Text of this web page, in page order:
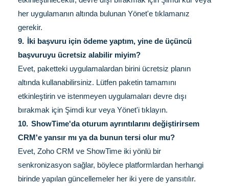
her uygulamanın altında bulunan Yönet'e tıklamanız
gerekir.
9. İki başvuru için ödeme yaptım, yine de üçüncü
başvuruyu ücretsiz alabilir miyim?
Evet, paketteki uygulamalardan birini ücretsiz planın
altında kullanabilirsiniz. Lütfen paketin tamamını
etkinleştirin ve istenmeyen uygulamaları devre dışı
bırakmak için Şimdi kur veya Yönet'i tıklayın.
10. ShowTime'da oturum ayrıntılarını değiştirirsem
CRM'e yansır mı ya da bunun tersi olur mu?
Evet, Zoho CRM ve ShowTime iki yönlü bir
senkronizasyon sağlar, böylece platformlardan herhangi
birinde yapılan güncellemeler her iki yere de yansıtılır.